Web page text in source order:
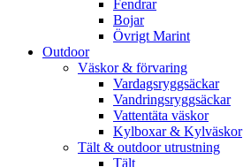
Fendrar
Bojar
Övrigt Marint
Outdoor
Väskor & förvaring
Vardagsryggsäckar
Vandringsryggsäckar
Vattentäta väskor
Kylboxar & Kylväskor
Tält & outdoor utrustning
Tält